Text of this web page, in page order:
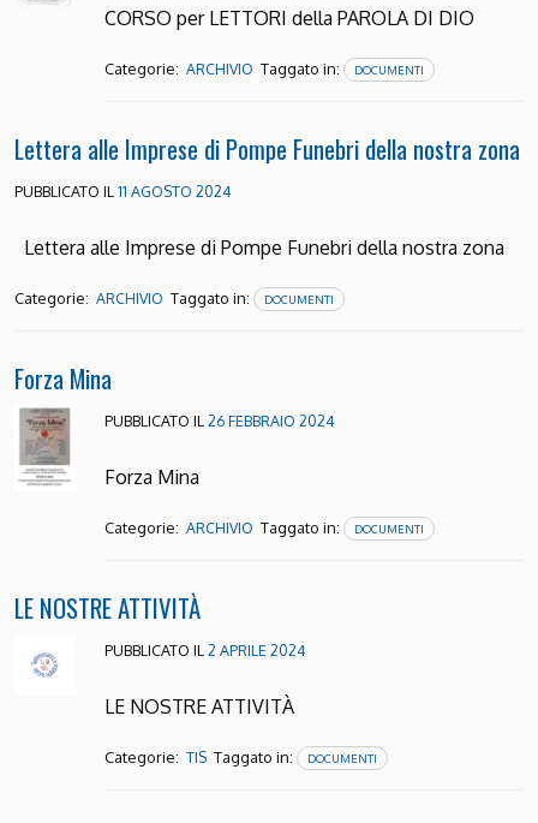
CORSO per LETTORI della PAROLA DI DIO
Categorie: ARCHIVIO Taggato in: DOCUMENTI
Lettera alle Imprese di Pompe Funebri della nostra zona
PUBBLICATO IL 11 AGOSTO 2024
Lettera alle Imprese di Pompe Funebri della nostra zona
Categorie: ARCHIVIO Taggato in: DOCUMENTI
Forza Mina
PUBBLICATO IL 26 FEBBRAIO 2024
Forza Mina
Categorie: ARCHIVIO Taggato in: DOCUMENTI
LE NOSTRE ATTIVITÀ
PUBBLICATO IL 2 APRILE 2024
LE NOSTRE ATTIVITÀ
Categorie: TIS Taggato in: DOCUMENTI